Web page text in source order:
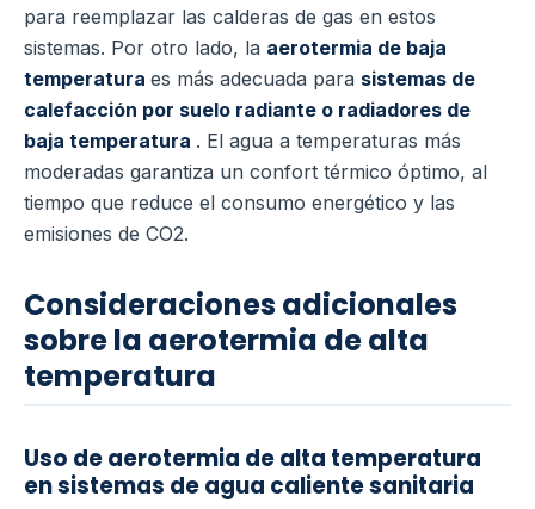
para reemplazar las calderas de gas en estos
sistemas. Por otro lado, la aerotermia de baja
temperatura es más adecuada para sistemas de
calefacción por suelo radiante o radiadores de
baja temperatura . El agua a temperaturas más
moderadas garantiza un confort térmico óptimo, al
tiempo que reduce el consumo energético y las
emisiones de CO2.
Consideraciones adicionales
sobre la aerotermia de alta
temperatura
Uso de aerotermia de alta temperatura
en sistemas de agua caliente sanitaria